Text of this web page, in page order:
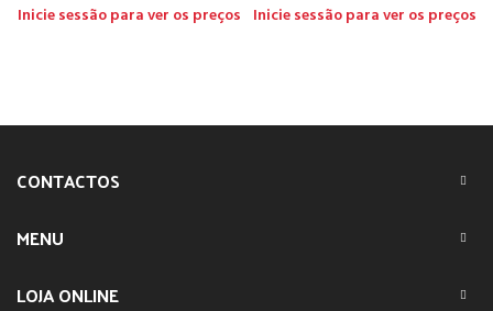
Inicie sessão para ver os preços Inicie sessão para ver os preços
CONTACTOS
MENU
LOJA ONLINE